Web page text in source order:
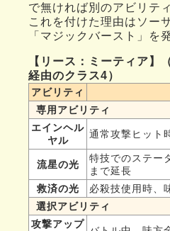
で無ければ別のアビリテ
これを付けた理由はソー
「マジックバースト」を
【リース：ミーティア】
経由のクラス4）
アビリティ
専用アビリティ
エインヘル
ヤル
通常攻撃ヒット
流星の光
特技でのステー
まで延長
救済の光
必殺技使用時、
選択アビリティ
攻撃アップ